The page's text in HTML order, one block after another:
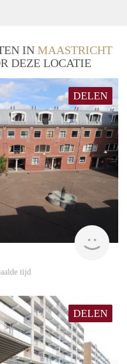
IN MAASTRICHT
DEZE LOCATIE
DELEN
tijd
DELEN